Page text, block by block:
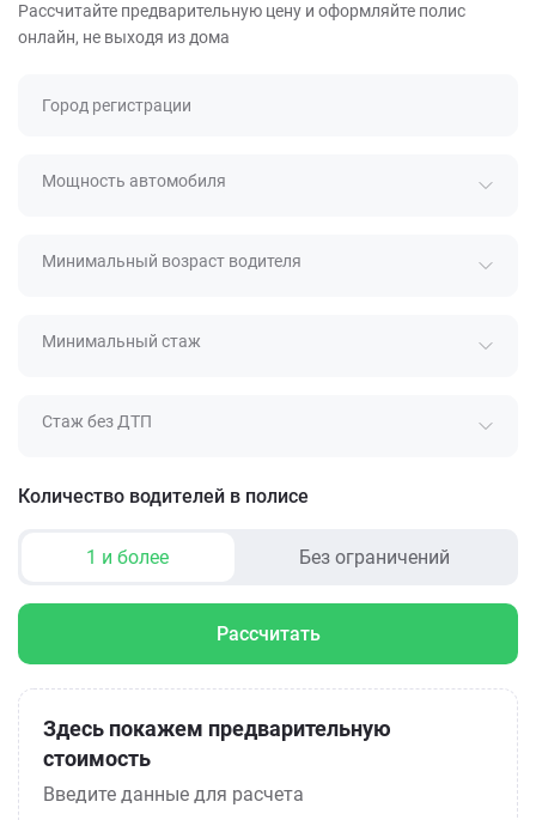
Рассчитайте предварительную цену и оформляйте полис
онлайн, не выходя из дома
Город регистрации
Мощность автомобиля
Минимальный возраст водителя
Минимальный стаж
Стаж без ДТП
Количество водителей в полисе
1 и более Без ограничений
Рассчитать
Здесь покажем предварительную
стоимость
Введите данные для расчета